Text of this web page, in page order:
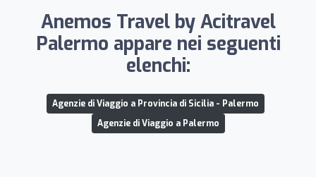
Anemos Travel by Acitravel
Palermo appare nei seguenti
elenchi:
Agenzie di Viaggio a Provincia di Sicilia - Palermo
Agenzie di Viaggio a Palermo